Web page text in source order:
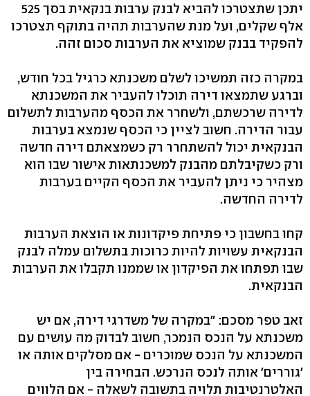
יתכן שתצטרכו להביא לבנק ערבות בנקאית בסך 525
אלף שקלים, ועל מנת שהערבות תהיה בתוקף תצטרכו
להפקיד בבנק שמוציא את הערבות סכום זהה.
במקרה כזה תמשיכו לשלם משכנתא כרגיל בכל חודש,
וברגע שתמצאו דירה תוכלו להעביר את המשכנתא
לדירה שרכשתם, ולשחרר את הכסף מהערבות לתשלום
עבור הדירה. חשוב לציין כי הכסף שנמצא בערבות
הבנקאית יכול להשתחרר רק כשמצאתם דירה חדשה
ורק כשקיבלתם מהבנק למשכנתאות אישור שבו הוא
מצהיר כי ניתן להעביר את הכסף הקיים בערבות
לדירה החדשה.
קחו בחשבון כי פתיחת פיקדונות או הוצאת הערבות
הבנקאית עשויות להיות כרוכות בתשלום עמלה לבנק
שבו תפתחו את הפיקדון או שממנו תקבלו את הערבות
הבנקאית.
זאב טפר מסכם: "במקרה של משדרגי דירה, אם יש
משכנתא על הנכס הנמכר, חשוב לבדוק מה עושים עם
המשכנתא על הנכס שמוכרים - אם מסלקים אותה או
'גוררים' אותה לנכס הנרכש. הבחירה בין
האלטרנטיבות תלויה בתשובה לשאלה - אם הלווים